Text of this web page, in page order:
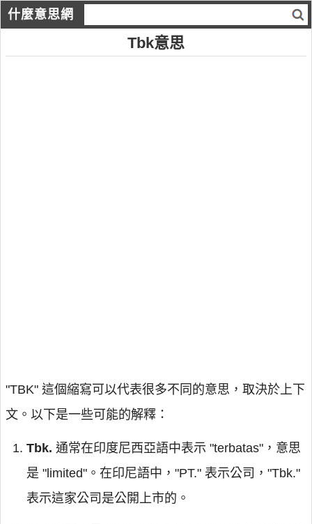
什麼意思網
Tbk意思
"TBK" 這個縮寫可以代表很多不同的意思，取決於上下
文。以下是一些可能的解釋：
Tbk. 通常在印度尼西亞語中表示 "terbatas"，意思
是 "limited"。在印尼語中，"PT." 表示公司，"Tbk."
表示這家公司是公開上市的。